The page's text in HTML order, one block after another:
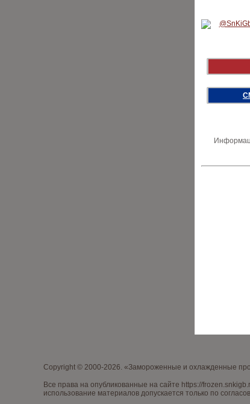
Copyright © 2000-2026. «Замороженные и охлажденные
Все права на опубликованные на сайте https://
использование материалов допускается только по